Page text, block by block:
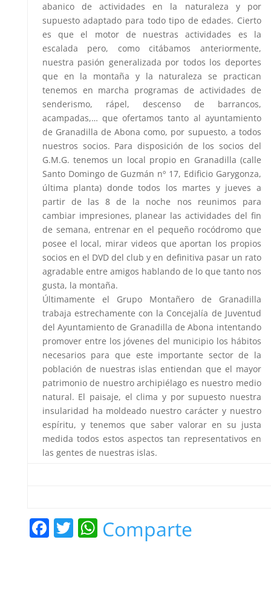
abanico de actividades en la naturaleza y por
supuesto adaptado para todo tipo de edades. Cierto
es que el motor de nuestras actividades es la
escalada pero, como citábamos anteriormente,
nuestra pasión generalizada por todos los deportes
que en la montaña y la naturaleza se practican
tenemos en marcha programas de actividades de
senderismo, rápel, descenso de barrancos,
acampadas,… que ofertamos tanto al ayuntamiento
de Granadilla de Abona como, por supuesto, a todos
nuestros socios. Para disposición de los socios del
G.M.G. tenemos un local propio en Granadilla (calle
Santo Domingo de Guzmán nº 17, Edificio Garygonza,
última planta) donde todos los martes y jueves a
partir de las 8 de la noche nos reunimos para
cambiar impresiones, planear las actividades del fin
de semana, entrenar en el pequeño rocódromo que
posee el local, mirar videos que aportan los propios
socios en el DVD del club y en definitiva pasar un rato
agradable entre amigos hablando de lo que tanto nos
gusta, la montaña.
Últimamente el Grupo Montañero de Granadilla
trabaja estrechamente con la Concejalía de Juventud
del Ayuntamiento de Granadilla de Abona intentando
promover entre los jóvenes del municipio los hábitos
necesarios para que este importante sector de la
población de nuestras islas entiendan que el mayor
patrimonio de nuestro archipiélago es nuestro medio
natural. El paisaje, el clima y por supuesto nuestra
insularidad ha moldeado nuestro carácter y nuestro
espíritu, y tenemos que saber valorar en su justa
medida todos estos aspectos tan representativos en
las gentes de nuestras islas.
F T W
Comparte